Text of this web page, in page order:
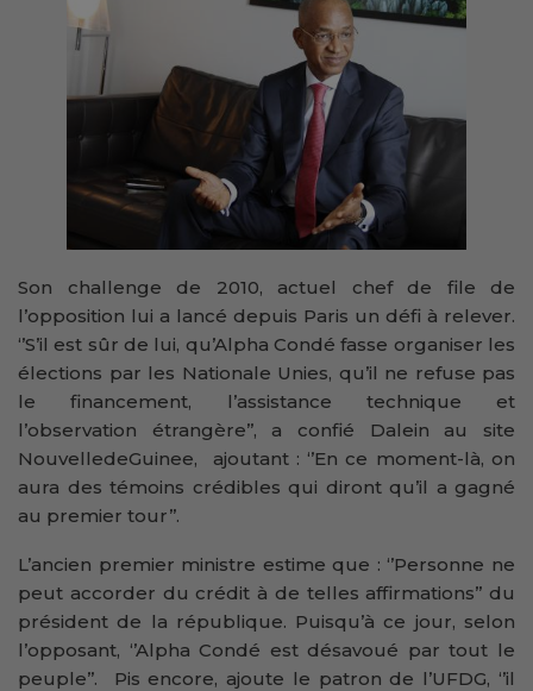
Son challenge de 2010, actuel chef de file de
l’opposition lui a lancé depuis Paris un défi à relever.
‘’S’il est sûr de lui, qu’Alpha Condé fasse organiser les
élections par les Nationale Unies, qu’il ne refuse pas
le financement, l’assistance technique et
l’observation étrangère’’, a confié Dalein au site
NouvelledeGuinee, ajoutant : ‘’En ce moment-là, on
aura des témoins crédibles qui diront qu’il a gagné
au premier tour’’.
L’ancien premier ministre estime que : ‘’Personne ne
peut accorder du crédit à de telles affirmations’’ du
président de la république. Puisqu’à ce jour, selon
l’opposant, ‘’Alpha Condé est désavoué par tout le
peuple’’. Pis encore, ajoute le patron de l’UFDG, ‘’il